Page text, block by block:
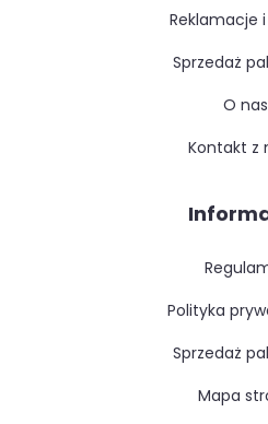
reklamacje
sprzedaż
o nas
kontakt z
polityka
sprzedaż
mapa